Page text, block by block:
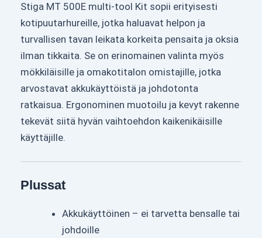
Stiga MT 500E multi-tool Kit sopii erityisesti
kotipuutarhureille, jotka haluavat helpon ja
turvallisen tavan leikata korkeita pensaita ja oksia
ilman tikkaita. Se on erinomainen valinta myös
mökkiläisille ja omakotitalon omistajille, jotka
arvostavat akkukäyttöistä ja johdotonta
ratkaisua. Ergonominen muotoilu ja kevyt rakenne
tekevät siitä hyvän vaihtoehdon kaikenikäisille
käyttäjille.
Plussat
Akkukäyttöinen – ei tarvetta bensalle tai
johdoille